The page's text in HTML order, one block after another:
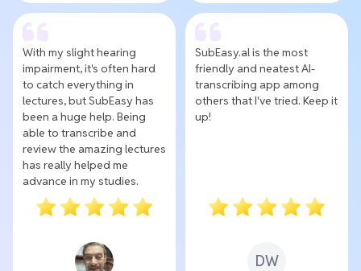
With my slight hearing
impairment, it's often hard
to catch everything in
lectures, but SubEasy has
been a huge help. Being
able to transcribe and
review the amazing lectures
has really helped me
advance in my studies.
SubEasy.al is the most
friendly and neatest AI-
transcribing app among
others that I've tried. Keep it
up!
DW